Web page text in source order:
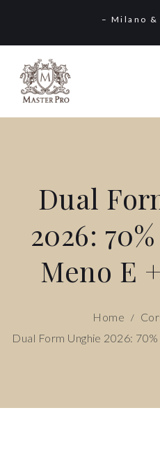
– Milano &
Dual
2026:
Meno E
Home /
Dual Form Unghie 2026: